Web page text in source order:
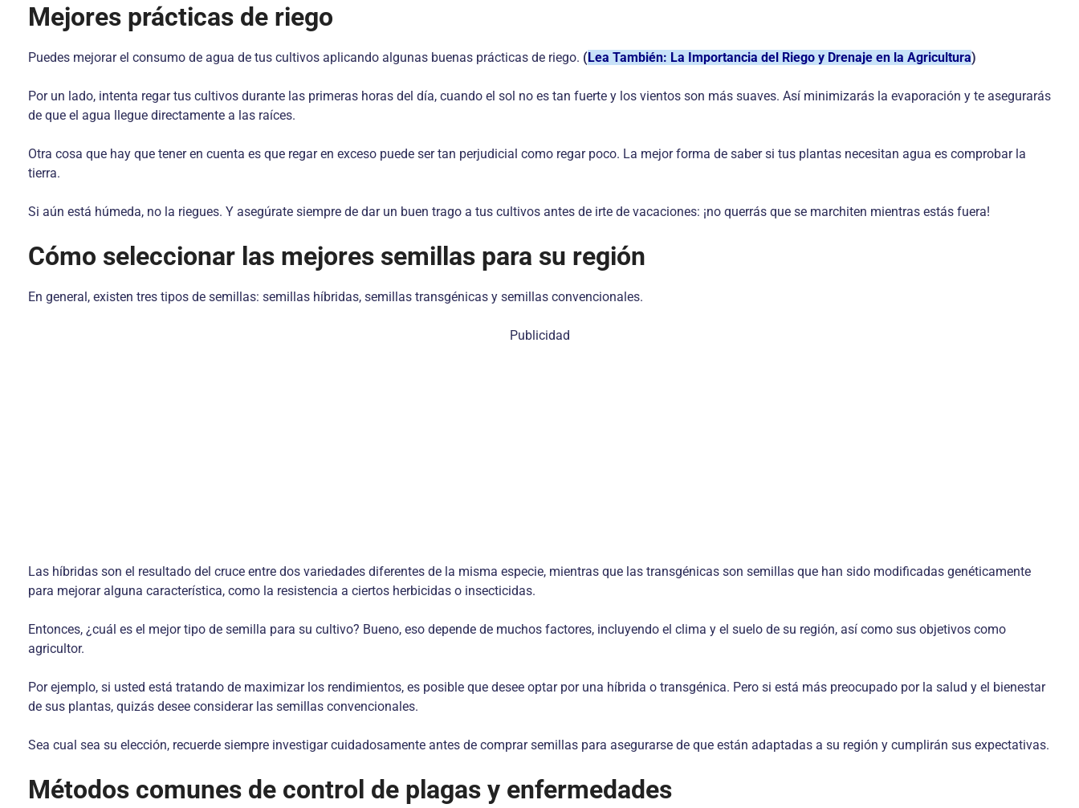
Mejores prácticas de riego
Puedes mejorar el consumo de agua de tus cultivos aplicando algunas buenas prácticas de riego. (Lea También: La Importancia del Riego y Drenaje en la Agricultura)
Por un lado, intenta regar tus cultivos durante las primeras horas del día, cuando el sol no es tan fuerte y los vientos son más suaves. Así minimizarás la evaporación y te asegurarás
de que el agua llegue directamente a las raíces.
Otra cosa que hay que tener en cuenta es que regar en exceso puede ser tan perjudicial como regar poco. La mejor forma de saber si tus plantas necesitan agua es comprobar la
tierra.
Si aún está húmeda, no la riegues. Y asegúrate siempre de dar un buen trago a tus cultivos antes de irte de vacaciones: ¡no querrás que se marchiten mientras estás fuera!
Cómo seleccionar las mejores semillas para su región
En general, existen tres tipos de semillas: semillas híbridas, semillas transgénicas y semillas convencionales.
Publicidad
Las híbridas son el resultado del cruce entre dos variedades diferentes de la misma especie, mientras que las transgénicas son semillas que han sido modificadas genéticamente
para mejorar alguna característica, como la resistencia a ciertos herbicidas o insecticidas.
Entonces, ¿cuál es el mejor tipo de semilla para su cultivo? Bueno, eso depende de muchos factores, incluyendo el clima y el suelo de su región, así como sus objetivos como
agricultor.
Por ejemplo, si usted está tratando de maximizar los rendimientos, es posible que desee optar por una híbrida o transgénica. Pero si está más preocupado por la salud y el bienestar
de sus plantas, quizás desee considerar las semillas convencionales.
Sea cual sea su elección, recuerde siempre investigar cuidadosamente antes de comprar semillas para asegurarse de que están adaptadas a su región y cumplirán sus expectativas.
Métodos comunes de control de plagas y enfermedades